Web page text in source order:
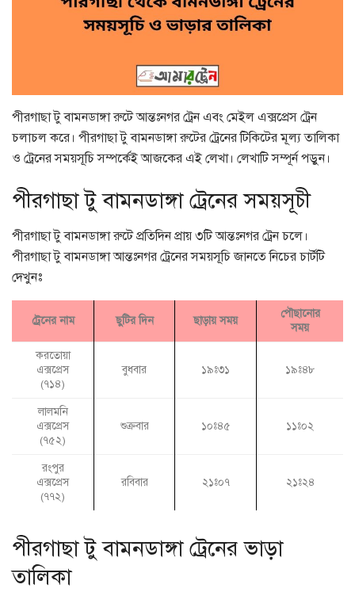
পীরগাছা টু বামনডাঙ্গা রুটে আন্তঃনগর ট্রেন এবং মেইল এক্সপ্রেস ট্রেন
চলাচল করে। পীরগাছা টু বামনডাঙ্গা রুটের ট্রেনের টিকিটের মূল্য তালিকা
ও ট্রেনের সময়সূচি সম্পর্কেই আজকের এই লেখা। লেখাটি সম্পূর্ন পড়ুন।
পীরগাছা টু বামনডাঙ্গা ট্রেনের সময়সূচী
পীরগাছা টু বামনডাঙ্গা রুটে প্রতিদিন প্রায় ৩টি আন্তঃনগর ট্রেন চলে।
পীরগাছা টু বামনডাঙ্গা আন্তঃনগর ট্রেনের সময়সূচি জানতে নিচের চার্টটি
দেখুনঃ
ট্রেনের নাম ছুটির দিন ছাড়ায় সময়
পৌছানোর
সময়
করতোয়া
এক্সপ্রেস
(৭১৪)
বুধবার ১৯ঃ৩১ ১৯ঃ৪৮
লালমনি
এক্সপ্রেস
(৭৫২)
শুক্রবার ১০ঃ৪৫ ১১ঃ০২
রংপুর
এক্সপ্রেস
(৭৭২)
রবিবার ২১ঃ০৭ ২১ঃ২৪
পীরগাছা টু বামনডাঙ্গা ট্রেনের ভাড়া
তালিকা